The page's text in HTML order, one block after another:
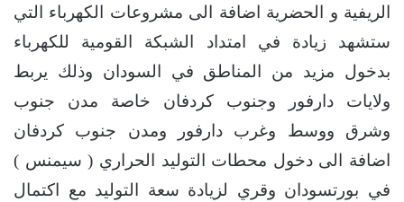
ﺍﻟﺮﻳﻔﻴﺔ و ﺍﻟﺤﻀﺮﻳﺔ ﺍﺿﺎﻓﺔ ﺍﻟﻰ ﻣﺸﺮﻭﻋﺎﺕ ﺍﻟﻜﻬﺮﺑﺎﺀ ﺍﻟﺘﻲ
ﺳﺘﺸﻬﺪ ﺯﻳﺎﺩﺓ في ﺍﻣﺘﺪﺍﺩ ﺍﻟﺸﺒﻜﺔ ﺍﻟﻘﻮﻣﻴﺔ ﻟﻠﻜﻬﺮﺑﺎﺀ
ﺑﺪﺧﻮﻝ ﻣﺰﻳﺪ ﻣﻦ ﺍﻟﻤﻨﺎﻃﻖ ﻓﻲ ﺍﻟﺴﻮﺩﺍﻥ وذلك ﻳﺮﺑﻂ
ﻭﻻﻳﺎﺕ ﺩﺍﺭﻓﻮﺭ ﻭﺟﻨﻮﺏ ﻛﺮﺩﻓﺎﻥ ﺧﺎﺻﺔ ﻣﺪﻥ ﺟﻨﻮﺏ
ﻭﺷﺮﻕ ﻭﻭﺳﻂ ﻭﻏﺮﺏ ﺩﺍﺭﻓﻮﺭ ﻭﻣﺪﻥ ﺟﻨﻮﺏ ﻛﺮﺩﻓﺎﻥ
ﺍﺿﺎﻓﺔ ﺍﻟﻰ ﺩﺧﻮﻝ ﻣﺤﻄﺎﺕ ﺍﻟﺘﻮﻟﻴﺪ ﺍﻟﺤﺮﺍﺭﻱ ‏( ﺳﻴﻤﻨﺲ ‏)
ﻓﻲ ﺑﻮﺭﺗﺴﻮﺩﺍﻥ ﻭﻗﺮﻱ ﻟﺰﻳﺎﺩﺓ ﺳﻌﺔ ﺍﻟﺘﻮﻟﻴﺪ ﻣﻊ ﺍﻛﺘﻤﺎﻝ